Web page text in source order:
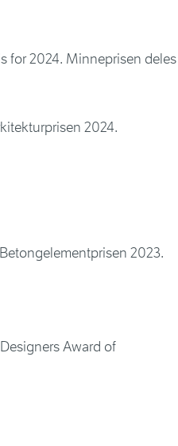
for 2024. Minneprisen deles
2024.
2023.
Award of